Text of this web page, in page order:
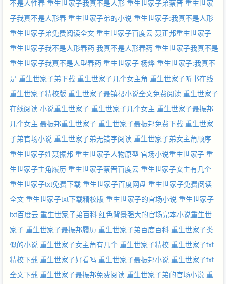
不是人性春 重生世家子我真不是人形 重生世家子弟蔡晋 重生世家
子我真不是人形春 重生世家子弟的小说 重生世家子:我真不是人形
重生世家子弟免费阅读全文 重生世家子百度云 聂正邦重生世家子
重生世家子我不是人形春药 我真不是人形春药 重生世家子我真不是
重生世家子我真不是人型春药 重生世家子 杨烨 重生世家子:我真不
是 重生世家子弟下载 重生世家子几个女主角 重生世家子听书在线
重生世家子精校版 重生世家子聂镇帮小说全文免费阅读 重生世家子
在线阅读 小说重生世家子 重生世家子几个女主 重生世家子聂振邦
几个女主 聂振邦重生世家子 重生世家子聂振邦免费下载 重生世家
子弟官场小说 重生世家子弟无错字阅读 重生世家子弟女主角顺序
重生世家子姓聂振邦 重生世家子人物原型 官场小说重生世家子 重
生世家子主角履历 重生世家子蔡晋百度云 重生世家子女主有几个
重生世家子txt免费下载 重生世家子百度网盘 重生世家子免费阅读
全文 重生世家子txt下载精校版 重生世家子的官场小说 重生世家子
txt百度云 重生世家子弟百科 红色背景强大的官场完本小说重生世
家子 重生世家子聂振邦履历 重生世家子弟百度百科 重生世家子类
似的小说 重生世家子女主角有几个 重生世家子精校 重生世家子txt
精校下载 重生世家子好看吗 重生世家子聂振邦小说 重生世家子txt
全文下载 重生世家子聂振邦免费阅读 重生世家子弟的官场小说 重